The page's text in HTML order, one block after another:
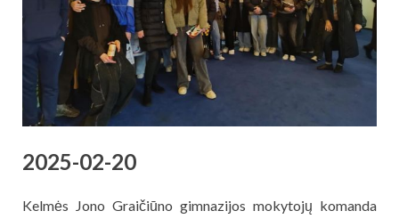
2025-02-20
Kelmės Jono Graičiūno gimnazijos mokytojų komanda